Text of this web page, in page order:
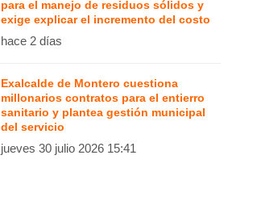
para el manejo de residuos sólidos y
exige explicar el incremento del costo
hace 2 días
Exalcalde de Montero cuestiona
millonarios contratos para el entierro
sanitario y plantea gestión municipal
del servicio
jueves 30 julio 2026 15:41